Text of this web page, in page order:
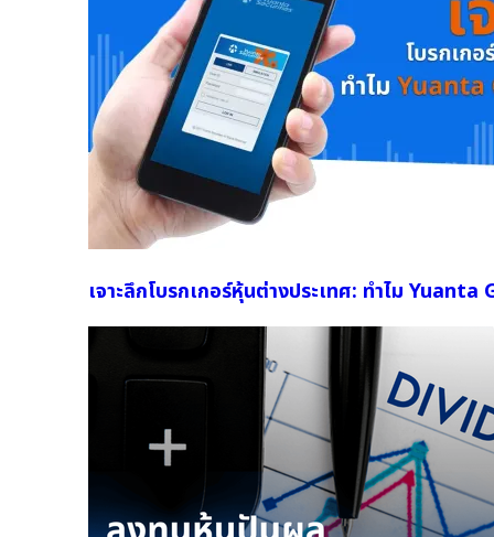
เจาะลึกโบรกเกอร์หุ้นต่างประเทศ: ทำไม